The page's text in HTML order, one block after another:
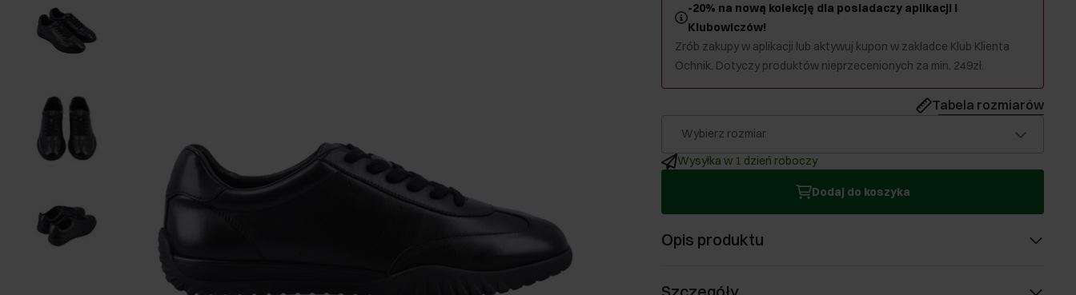
-20% na nową kolekcję dla posiadaczy aplikacji i
Klubowiczów!
Zrób zakupy w aplikacji lub aktywuj kupon w zakładce Klub Klienta
Ochnik. Dotyczy produktów nieprzecenionych za min. 249zł.
Tabela rozmiarów
Wybierz rozmiar
Wysyłka w 1 dzień roboczy
Dodaj do koszyka
Opis produktu